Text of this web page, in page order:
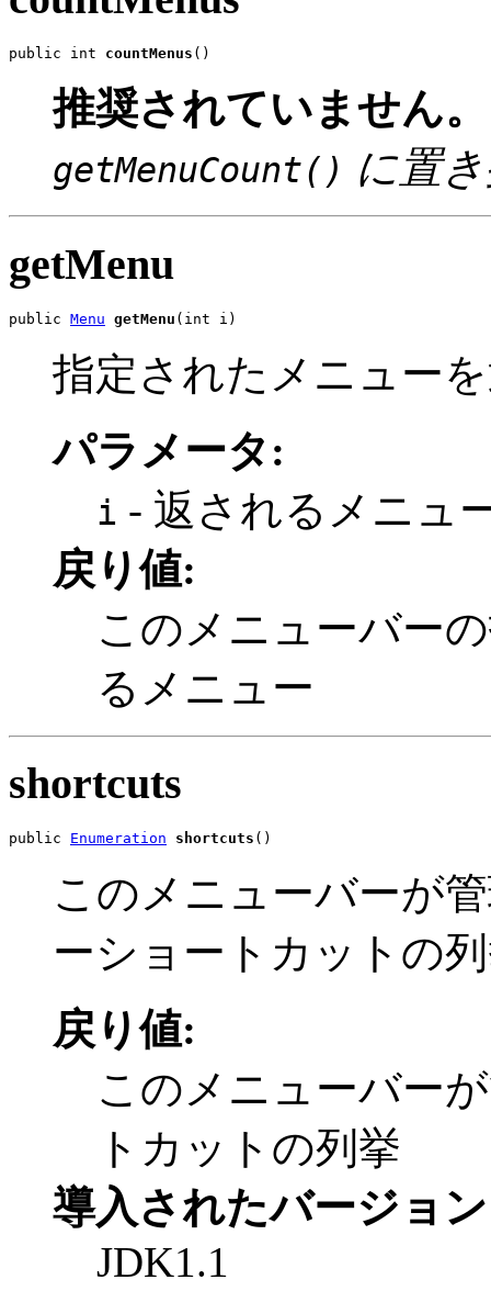
public int countMenus ()
推奨されていません。
getMenuCount() に置
getMenu
public Menu getMenu (int i)
指定されたメニュー
パラメータ:
i - 返されるメニュ
戻り値:
このメニューバー
るメニュー
shortcuts
public Enumeration shortcuts ()
このメニューバーが
ーショートカットの
戻り値:
このメニューバー
トカットの列挙
導入されたバージョ
JDK1.1